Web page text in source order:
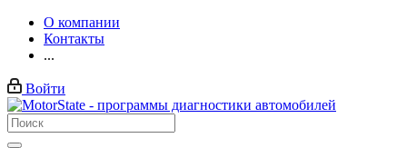
О компании
Контакты
...
Войти